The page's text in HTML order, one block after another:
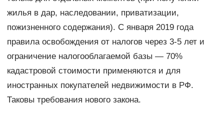
жилья в дар, наследовании, приватизации,
пожизненного содержания). С января 2019 года
правила освобождения от налогов через 3-5 лет и
ограничение налогооблагаемой базы — 70%
кадастровой стоимости применяются и для
иностранных покупателей недвижимости в РФ.
Таковы требования нового закона.